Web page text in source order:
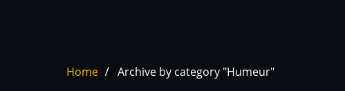
Home Archive by category "Humeur"